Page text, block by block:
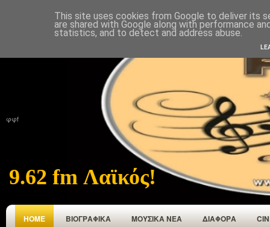
ΠΟΙΟΙ ΕΜΑΣΤΕ ΑΝΑΜΕΤΑΔΟΤΕΣ ΕΠΙΚΟΙΝΩΝΙΑ
φφf
9.62 fm Λαϊκός!
HOME ΒΙΟΓΡΑΦΙΚΑ ΜΟΥΣΙΚΑ ΝΕΑ ΔΙΑΦΟΡΑ
This site uses cookies from Google to deliver its
are shared with Google along with performance
statistics, and to detect and address abuse.